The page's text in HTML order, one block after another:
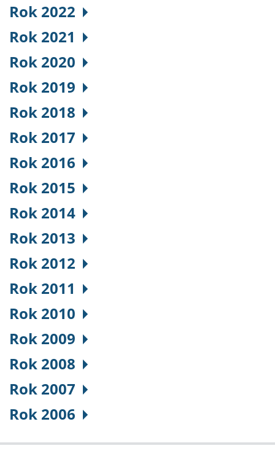
Rok 2022
Rok 2021
Rok 2020
Rok 2019
Rok 2018
Rok 2017
Rok 2016
Rok 2015
Rok 2014
Rok 2013
Rok 2012
Rok 2011
Rok 2010
Rok 2009
Rok 2008
Rok 2007
Rok 2006